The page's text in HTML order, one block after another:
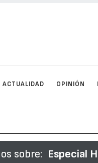
ACTUALIDAD OPINIÓN
sobre: Especial